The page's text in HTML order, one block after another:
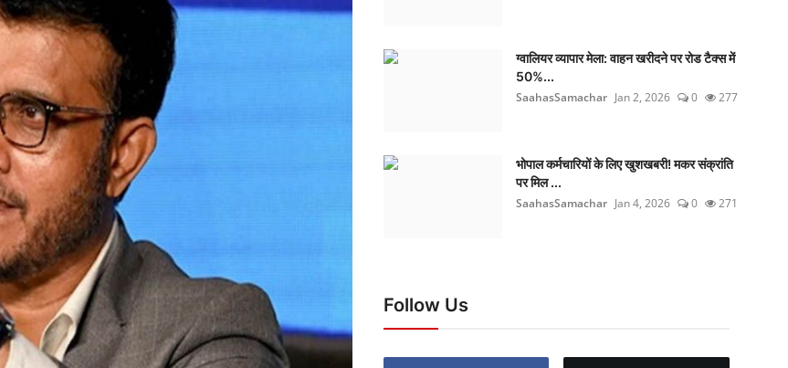
ग्वालियर व्यापार मेला: वाहन खरीदने पर रोड टैक्स में
50%...
SaahasSamachar Jan 2, 2026 0 277
भोपाल कर्मचारियों के लिए खुशखबरी! मकर संक्रांति
पर मिल ...
SaahasSamachar Jan 4, 2026 0 271
Follow Us